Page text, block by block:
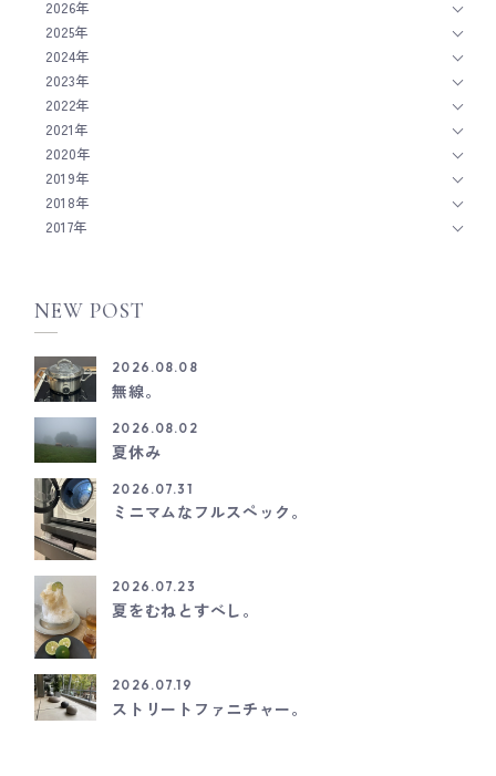
2026年
2025年
2024年
2023年
2022年
2021年
2020年
2019年
2018年
2017年
NEW POST
2026.08.08
無線。
2026.08.02
夏休み
2026.07.31
ミニマムなフルスペック。
2026.07.23
夏をむねとすべし。
2026.07.19
ストリートファニチャー。